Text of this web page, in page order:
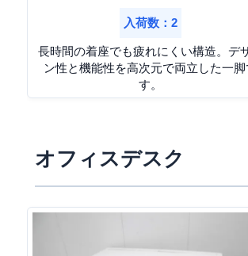
入荷数：2
長時間の着座でも疲れにくい構造。デ
ン性と機能性を高次元で両立した一脚
す。
オフィスデスク